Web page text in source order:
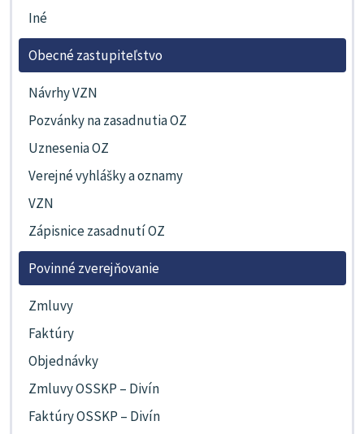
Iné
Obecné zastupiteľstvo
Návrhy VZN
Pozvánky na zasadnutia OZ
Uznesenia OZ
Verejné vyhlášky a oznamy
VZN
Zápisnice zasadnutí OZ
Povinné zverejňovanie
Zmluvy
Faktúry
Objednávky
Zmluvy OSSKP – Divín
Faktúry OSSKP – Divín